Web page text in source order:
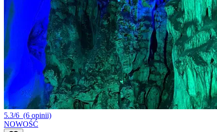
5.3/6 (6 opinii)
NOWOŚĆ